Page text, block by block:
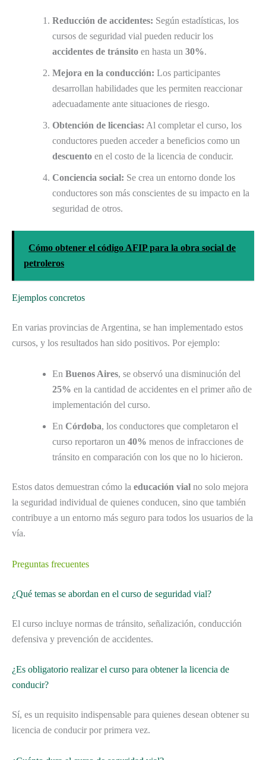
Reducción de accidentes: Según estadísticas, los
cursos de seguridad vial pueden reducir los
accidentes de tránsito en hasta un 30%.
Mejora en la conducción: Los participantes
desarrollan habilidades que les permiten reaccionar
adecuadamente ante situaciones de riesgo.
Obtención de licencias: Al completar el curso, los
conductores pueden acceder a beneficios como un
descuento en el costo de la licencia de conducir.
Conciencia social: Se crea un entorno donde los
conductores son más conscientes de su impacto en la
seguridad de otros.
Cómo obtener el código AFIP para la obra social de
petroleros
Ejemplos concretos
En varias provincias de Argentina, se han implementado estos
cursos, y los resultados han sido positivos. Por ejemplo:
En Buenos Aires, se observó una disminución del
25% en la cantidad de accidentes en el primer año de
implementación del curso.
En Córdoba, los conductores que completaron el
curso reportaron un 40% menos de infracciones de
tránsito en comparación con los que no lo hicieron.
Estos datos demuestran cómo la educación vial no solo mejora
la seguridad individual de quienes conducen, sino que también
contribuye a un entorno más seguro para todos los usuarios de la
vía.
Preguntas frecuentes
¿Qué temas se abordan en el curso de seguridad vial?
El curso incluye normas de tránsito, señalización, conducción
defensiva y prevención de accidentes.
¿Es obligatorio realizar el curso para obtener la licencia de
conducir?
Sí, es un requisito indispensable para quienes desean obtener su
licencia de conducir por primera vez.